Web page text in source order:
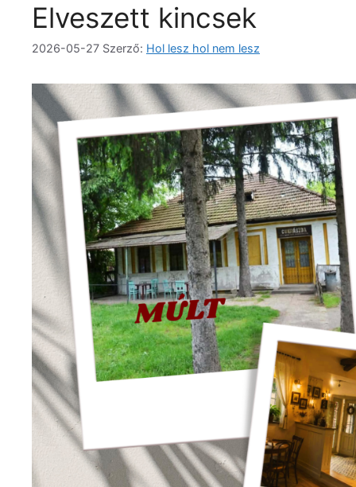
Elveszett kincsek
2026-05-27 Szerző: Hol lesz hol nem lesz